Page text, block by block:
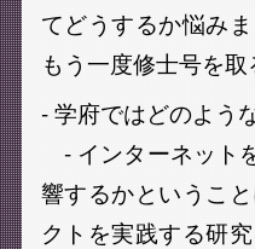
てどうするか悩み
もう一度修士号を取
- 学府ではどのよう
- インターネット
響するかというこ
クトを実践する研